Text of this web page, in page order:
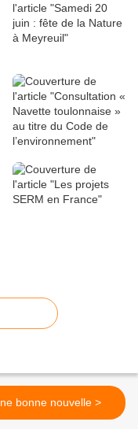
Une bonne nouvelle >